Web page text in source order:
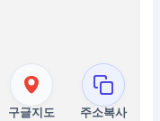
구글지도 주소복사